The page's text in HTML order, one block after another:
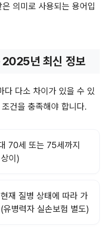
은 의미로 사용되는 용어입
2025년 최신 정보
다 다소 차이가 있을 수 있
건을 충족해야 합니다.
70세 또는 75세까지
이)
재 질병 상태에 따라 가
병력자 실손보험 별도)